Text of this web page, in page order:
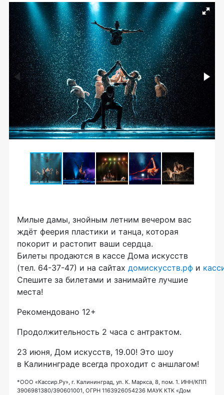
Милые дамы, знойным летним вечером вас
ждёт феерия пластики и танца, которая
покорит и растопит ваши сердца.
Билеты продаются в кассе Дома искусств
(тел. 64-37-47) и на сайтах домискусств.рф и
Спешите за билетами и занимайте лучшие
места!
Рекомендовано 12+
Продолжительность 2 часа с антрактом.
23 июня, Дом искусств, 19.00! Это шоу
в Калининграде всегда проходит с аншлагом!
*ООО «Кассир.Ру», г. Калининград, ул. К. Маркса, 8, пом. 1. ИНН/КПП
3906981380/390601001, ОГРН 1163926054236 МАУК КТК «Дом